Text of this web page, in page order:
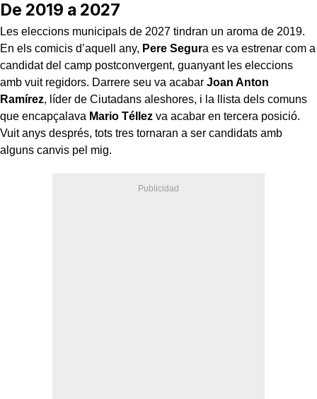
De 2019 a 2027
Les eleccions municipals de 2027 tindran un aroma de 2019.
En els comicis d’aquell any, Pere Segura es va estrenar com a
candidat del camp postconvergent, guanyant les eleccions
amb vuit regidors. Darrere seu va acabar Joan Anton
Ramírez, líder de Ciutadans aleshores, i la llista dels comuns
que encapçalava Mario Téllez va acabar en tercera posició.
Vuit anys després, tots tres tornaran a ser candidats amb
alguns canvis pel mig.